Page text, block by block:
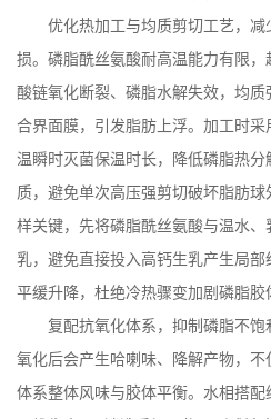
优化热加工与均质剪切工艺，
损。磷脂酰丝氨酸耐高温能力有限
酸链氧化断裂、磷脂水解失效，均
合界面膜，引发脂肪上浮。加工时
温瞬时灭菌保温时长，降低磷脂热
质，避免单次高压强剪切破坏脂肪
样关键，先将磷脂酰丝氨酸与温水
乳，避免直接投入高钙生乳产生局
平缓升降，杜绝冷热骤变加剧磷脂胶
复配抗氧化体系，抑制磷脂不
氧化后会产生哈喇味、降解产物，
体系整体风味与胶体平衡。水相搭配